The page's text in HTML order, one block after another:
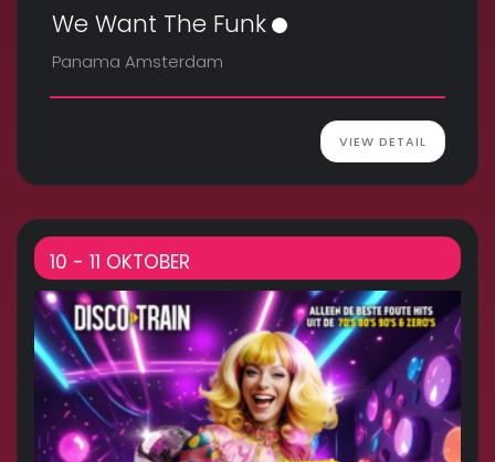
We Want The Funk
Panama Amsterdam
VIEW DETAIL
10 - 11 OKTOBER